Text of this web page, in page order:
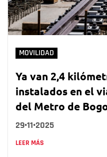
MOVILIDAD
Ya van 2,4
instalados en el
del Metro de
29•11•2025
LEER MÁS